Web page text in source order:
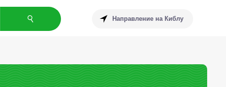
Направление на Киблу